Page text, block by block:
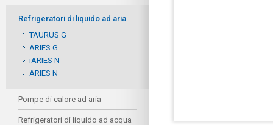
Refrigeratori di liquido ad aria
TAURUS G
ARIES G
iARIES N
ARIES N
Pompe di calore ad aria
Refrigeratori di liquido ad acqua